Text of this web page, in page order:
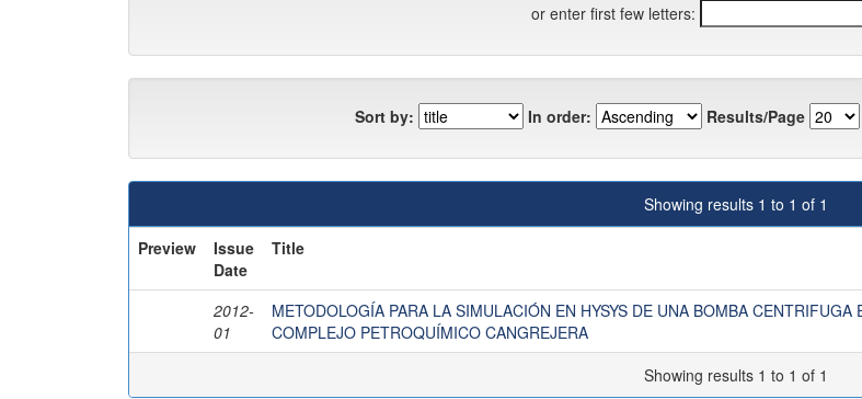
or enter first few letters:
Sort by: In order: Results/Page
Showing results 1 to 1 of 1
Preview
Issue
Date
Title
2012-
01
METODOLOGÍA PARA LA SIMULACIÓN EN HYSYS DE UNA BOMBA CENTRIFUGA
COMPLEJO PETROQUÍMICO CANGREJERA
Showing results 1 to 1 of 1